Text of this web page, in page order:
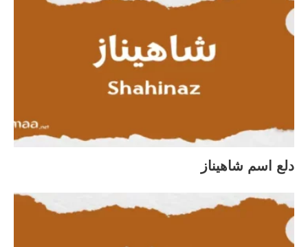
دلع اسم شاهيناز